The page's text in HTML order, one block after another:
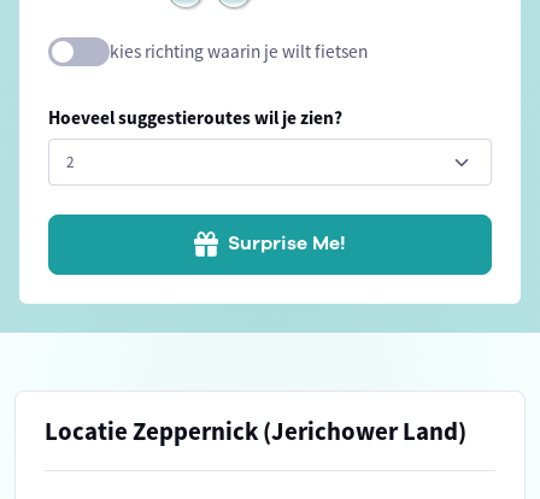
kies richting waarin je wilt fietsen
Hoeveel suggestieroutes wil je zien?
Surprise Me!
Locatie Zeppernick (Jerichower Land)